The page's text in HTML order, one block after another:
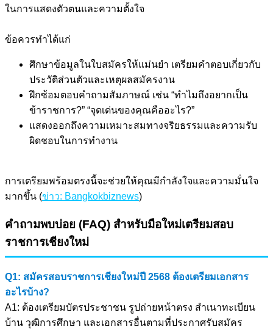
ในการแสดงตัวตนและความตั้งใจ
ข้อควรทำได้แก่
ศึกษาข้อมูลในใบสมัครให้แม่นยำ เตรียมคำตอบเกี่ยวกับ
ประวัติส่วนตัวและเหตุผลสมัครงาน
ฝึกซ้อมตอบคำถามสัมภาษณ์ เช่น “ทำไมถึงอยากเป็น
ข้าราชการ?” “จุดเด่นของคุณคืออะไร?”
แสดงออกถึงความเหมาะสมทางจริยธรรมและความรับ
ผิดชอบในการทำงาน
การเตรียมพร้อมตรงนี้จะช่วยให้คุณมีกำลังใจและความมั่นใจ
มากขึ้น (ข่าว: Bangkokbiznews)
คำถามพบบ่อย (FAQ) สำหรับมือใหม่เตรียมสอบ
ราชการเชียงใหม่
Q1: สมัครสอบราชการเชียงใหม่ปี 2568 ต้องเตรียมเอกสาร
อะไรบ้าง?
A1: ต้องเตรียมบัตรประชาชน รูปถ่ายหน้าตรง สำเนาทะเบียน
บ้าน วุฒิการศึกษา และเอกสารอื่นตามที่ประกาศรับสมัคร